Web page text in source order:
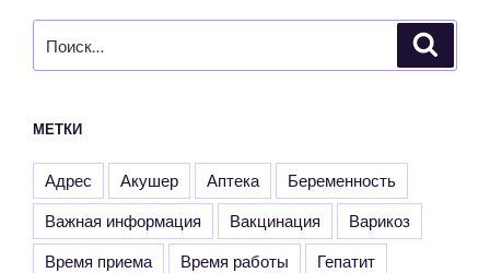
МЕТКИ
Адрес Акушер Аптека
Беременность
Важная информация
Вакцинация
Варикоз
Время приема
Время работы
Гепатит